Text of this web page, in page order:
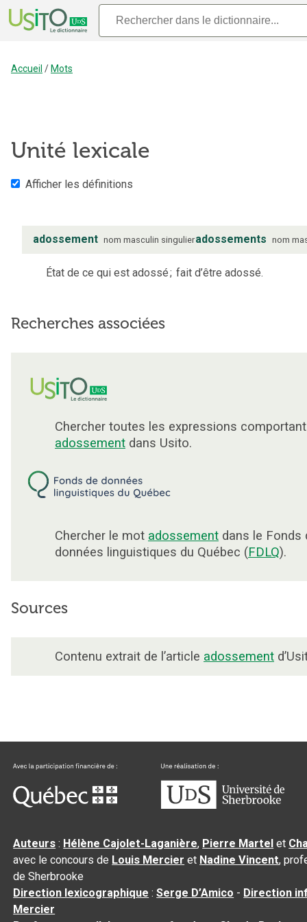
Accueil / Mots
Unité lexicale
Afficher les définitions
adossement nom masculin singulieradossements nom
État de ce qui est adossé; fait d’être adossé.
Recherches associées
Chercher toutes les expressions
adossement dans Usito.
Chercher le mot adossement dans le Fonds
données linguistiques du Québec (FDLQ).
Sources
Contenu extrait de l’article adossement
Auteurs : Hélène Cajolet-Laganière, Pierre Martel et
avec le concours de Louis Mercier et Nadine Vincent,
de Sherbrooke
Direction lexicographique :Serge D’Amico - Direction
Mercier